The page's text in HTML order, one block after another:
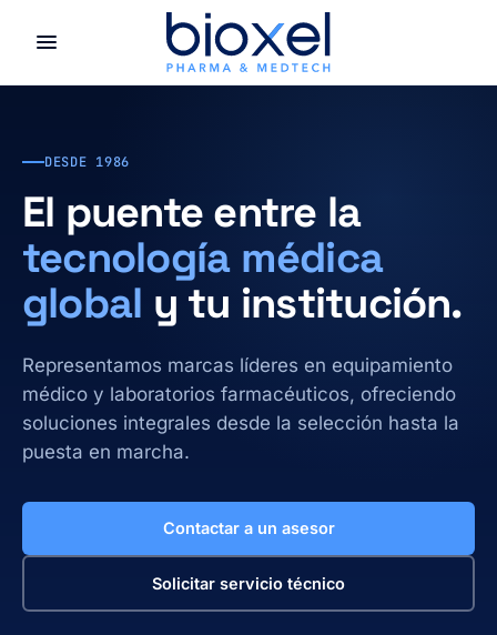
DESDE 1986
El puente entre la
tecnología médica
global y tu institución.
Representamos marcas líderes en equipamiento
médico y laboratorios farmacéuticos, ofreciendo
soluciones integrales desde la selección hasta la
puesta en marcha.
Contactar a un asesor
Solicitar servicio técnico